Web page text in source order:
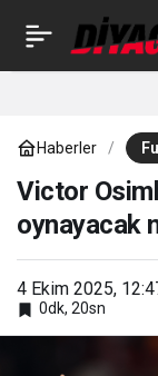
Haberler
Victor
oynayacak
4 Ekim 2025,
0dk, 20sn
Galatasaray,